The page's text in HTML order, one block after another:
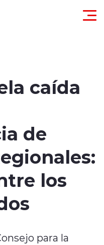
caída
de
los
para la